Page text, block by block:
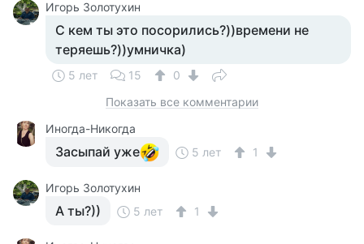
Игорь Золотухин
С кем ты это посорились?))времени не
теряешь?))умничка)
5 лет 15
0
Показать все комментарии
Иногда-Никогда
Засыпай уже 5 лет 1
Игорь Золотухин
А ты?)) 5 лет 1